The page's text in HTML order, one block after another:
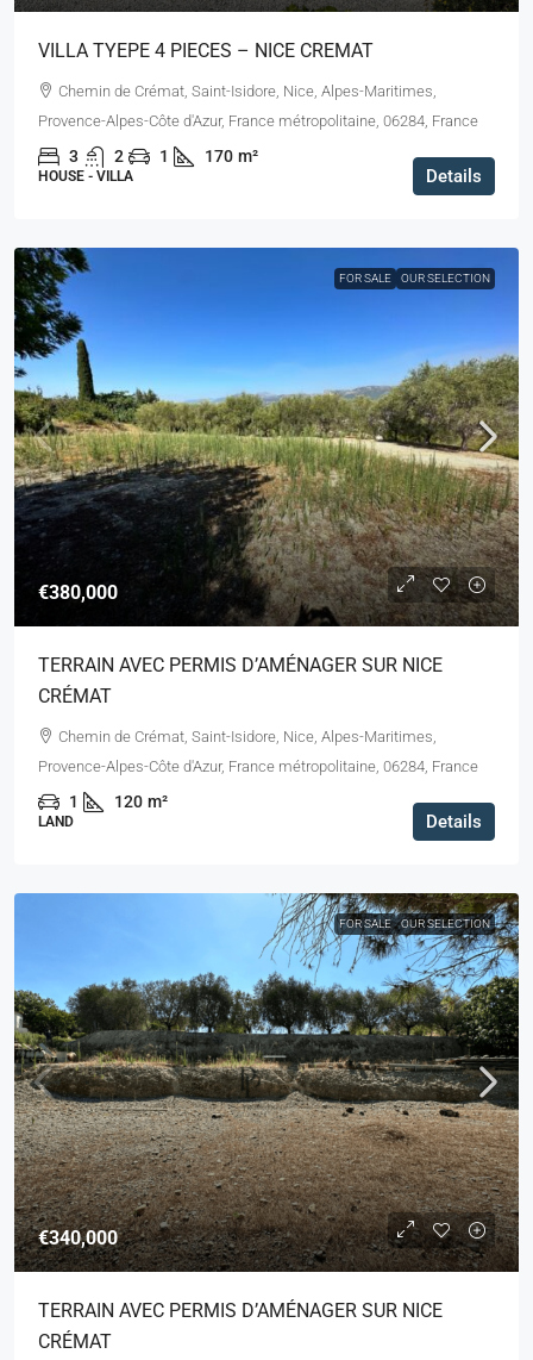
VILLA TYEPE 4 PIECES – NICE CREMAT
Chemin de Crémat, Saint-Isidore, Nice, Alpes-Maritimes,
Provence-Alpes-Côte d'Azur, France métropolitaine, 06284, France
3 2 1 170 m²
HOUSE - VILLA Details
FOR SALE OUR SELECTION
€380,000
TERRAIN AVEC PERMIS D’AMÉNAGER SUR NICE
CRÉMAT
Chemin de Crémat, Saint-Isidore, Nice, Alpes-Maritimes,
Provence-Alpes-Côte d'Azur, France métropolitaine, 06284, France
1 120 m²
LAND Details
FOR SALE OUR SELECTION
€340,000
TERRAIN AVEC PERMIS D’AMÉNAGER SUR NICE
CRÉMAT